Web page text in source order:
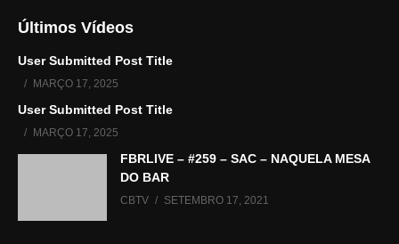
Últimos Vídeos
User Submitted Post Title
MARÇO 17, 2025
User Submitted Post Title
MARÇO 17, 2025
FBRLIVE – #259 – SAC – NAQUELA MESA
DO BAR
CBTV SETEMBRO 17, 2021